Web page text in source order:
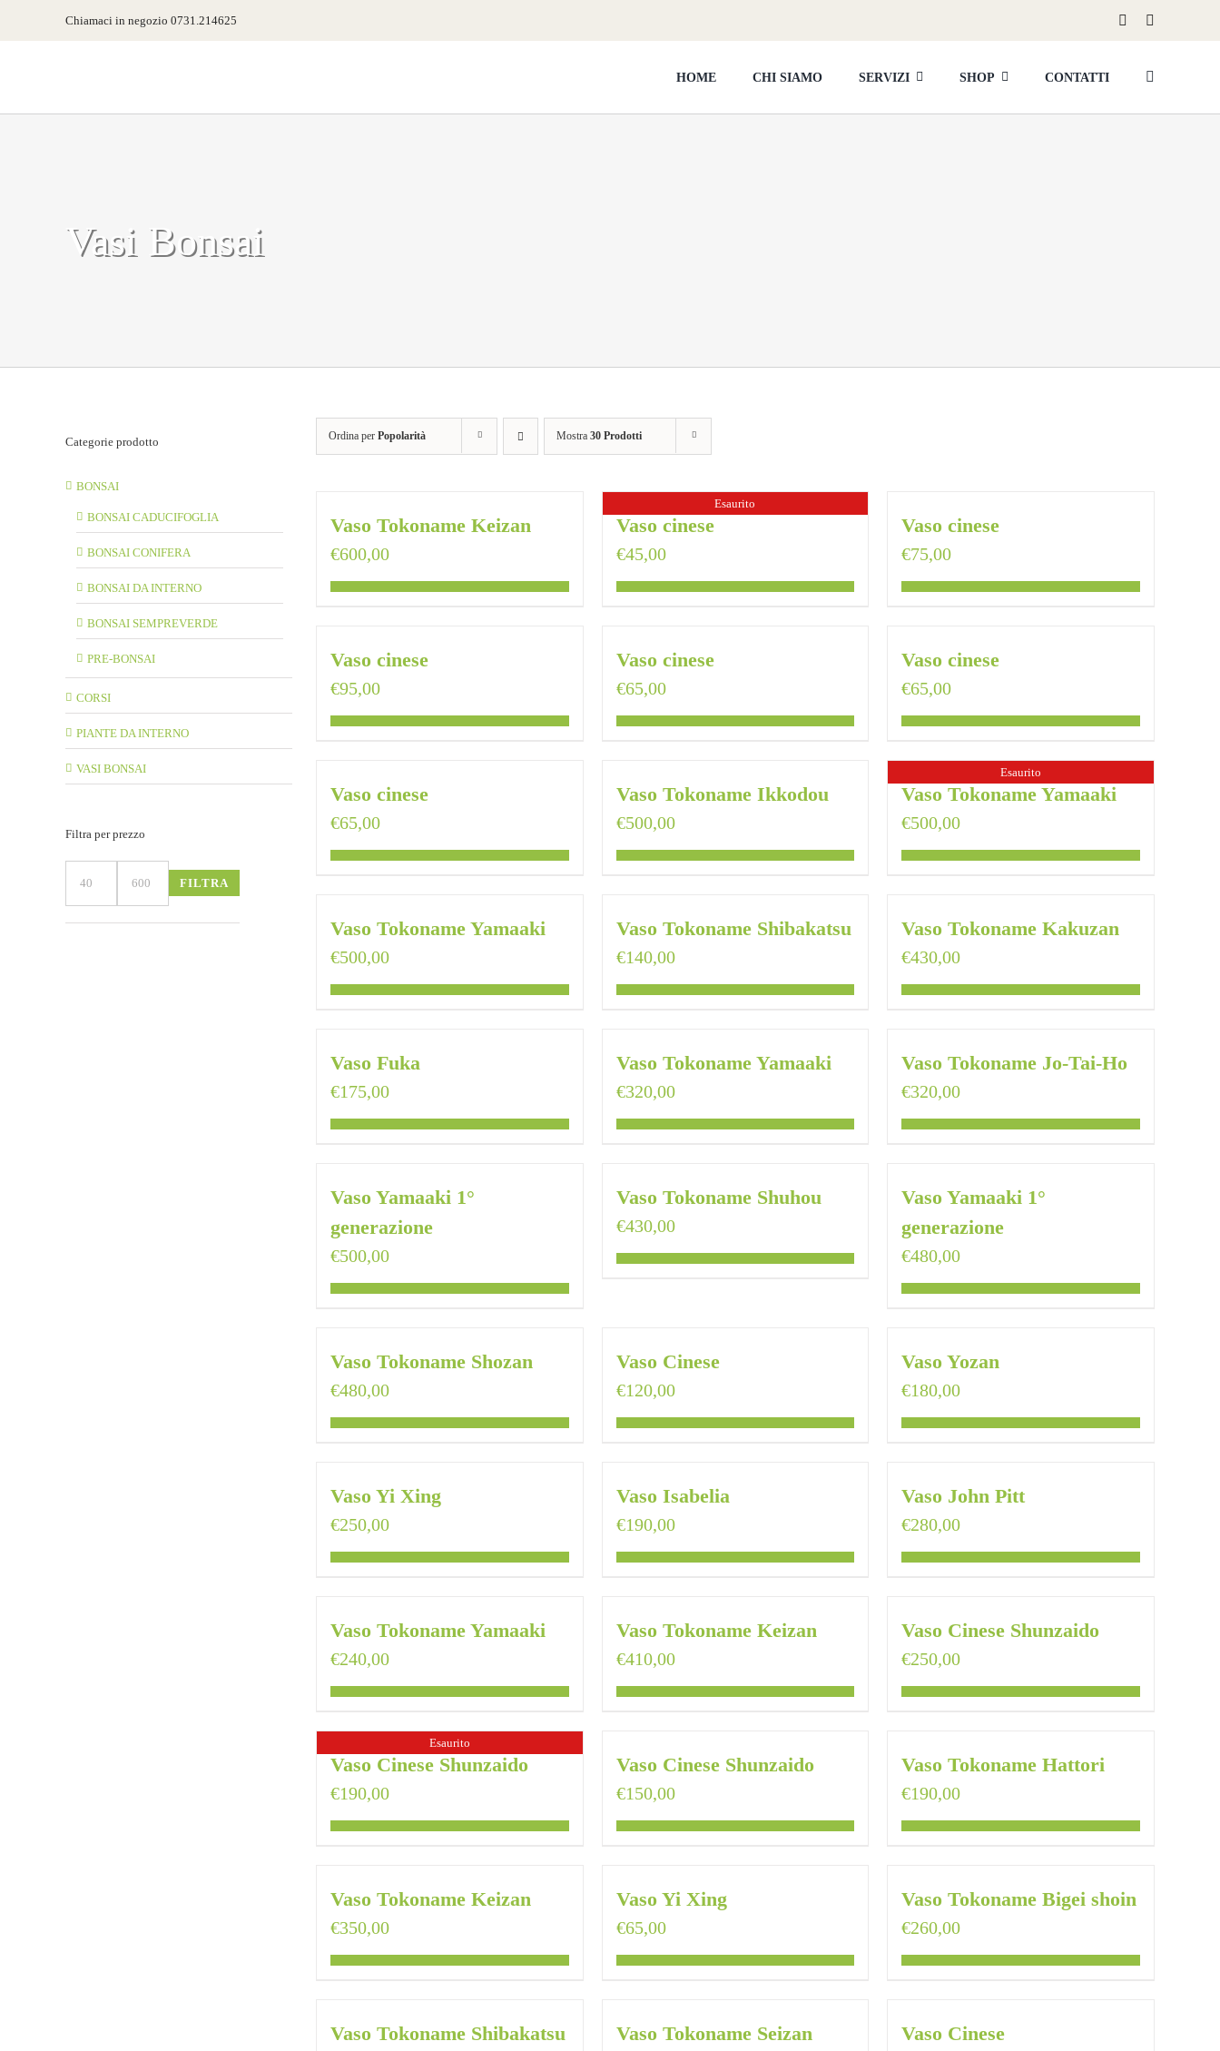
Chiamaci in negozio 0731.214625
HOME CHI SIAMO SERVIZI SHOP CONTATTI
Vasi Bonsai
Ordina per Popolarità Mostra 30 Prodotti
Vaso Tokoname Keizan
€600,00
Esaurito
Vaso cinese
€45,00
Vaso cinese
€75,00
Vaso cinese
€95,00
Vaso cinese
€65,00
Vaso cinese
€65,00
Vaso cinese
€65,00
Vaso Tokoname Ikkodou
€500,00
Esaurito
Vaso Tokoname Yamaaki
€500,00
Vaso Tokoname Yamaaki
€500,00
Vaso Tokoname Shibakatsu
€140,00
Vaso Tokoname Kakuzan
€430,00
Vaso Fuka
€175,00
Vaso Tokoname Yamaaki
€320,00
Vaso Tokoname Jo-Tai-Ho
€320,00
Vaso Yamaaki 1°
generazione
€500,00
Vaso Tokoname Shuhou
€430,00
Vaso Yamaaki 1°
generazione
€480,00
Vaso Tokoname Shozan
€480,00
Vaso Cinese
€120,00
Vaso Yozan
€180,00
Vaso Yi Xing
€250,00
Vaso Isabelia
€190,00
Vaso John Pitt
€280,00
Vaso Tokoname Yamaaki
€240,00
Vaso Tokoname Keizan
€410,00
Vaso Cinese Shunzaido
€250,00
Esaurito
Vaso Cinese Shunzaido
€190,00
Vaso Cinese Shunzaido
€150,00
Vaso Tokoname Hattori
€190,00
Vaso Tokoname Keizan
€350,00
Vaso Yi Xing
€65,00
Vaso Tokoname Bigei shoin
€260,00
Vaso Tokoname Shibakatsu
Vaso Tokoname Seizan Vaso Cinese
Categorie prodotto
BONSAI
BONSAI CADUCIFOGLIA
BONSAI CONIFERA
BONSAI DA INTERNO
BONSAI SEMPREVERDE
PRE-BONSAI
CORSI
PIANTE DA INTERNO
VASI BONSAI
Filtra per prezzo
Min
Max
FILTRA